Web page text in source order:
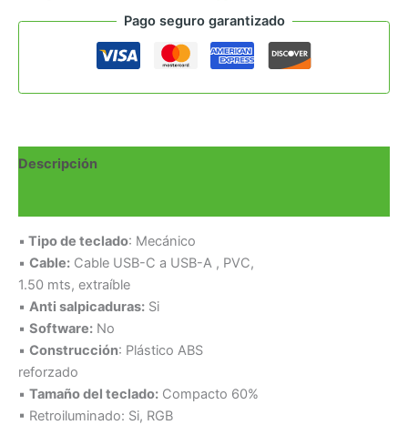
Pago seguro garantizado
Descripción
▪ Tipo de teclado: Mecánico
▪ Cable: Cable USB-C a USB-A , PVC,
1.50 mts, extraíble
▪ Anti salpicaduras: Si
▪ Software: No
▪ Construcción: Plástico ABS
reforzado
▪ Tamaño del teclado: Compacto 60%
▪ Retroiluminado: Si, RGB